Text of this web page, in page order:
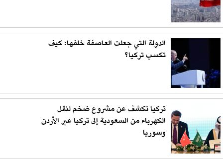
الدولة التي جعلت العاصفة خلفها: كيف
تكسب تركيا؟
تركيا تكشف عن مشروع ضخم لنقل
الكهرباء من السعودية إلى تركيا عبر الأردن
وسوريا